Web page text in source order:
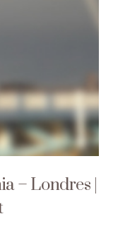
– Londres |